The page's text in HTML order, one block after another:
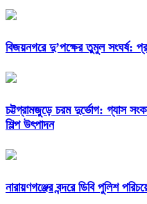
বিজয়নগরে দু’পক্ষের তুমুল সংঘর্ষ:
চট্টগ্রামজুড়ে চরম দুর্ভোগ: গ্যাস
শিল্প উৎপাদন
নারায়ণগঞ্জের বন্দরে ডিবি পুলিশ